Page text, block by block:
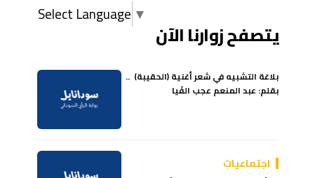
Select Language ▼
يتصفح زوارنا الآن
بلاغة التشبيه في شعر أغنية (الحقيبة) ..
بقلم: عبد المنعم عجب الفَيا
اجتماعيات